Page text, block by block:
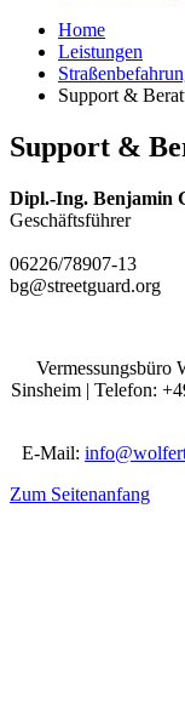
Home
Leistungen
Support &
Support &
Dipl.-Ing. Benjamin
Geschäftsführer
06226/78907-13
bg@streetguard.org
Vermessungsbüro
Sinsheim | Telefon:
E-Mail:
Zum Seitenanfang